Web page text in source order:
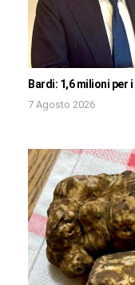
Bardi: 1,6 milioni per
7 Agosto 2026